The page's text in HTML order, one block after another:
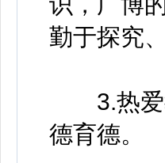
勤于探究
3.热爱
德育德。